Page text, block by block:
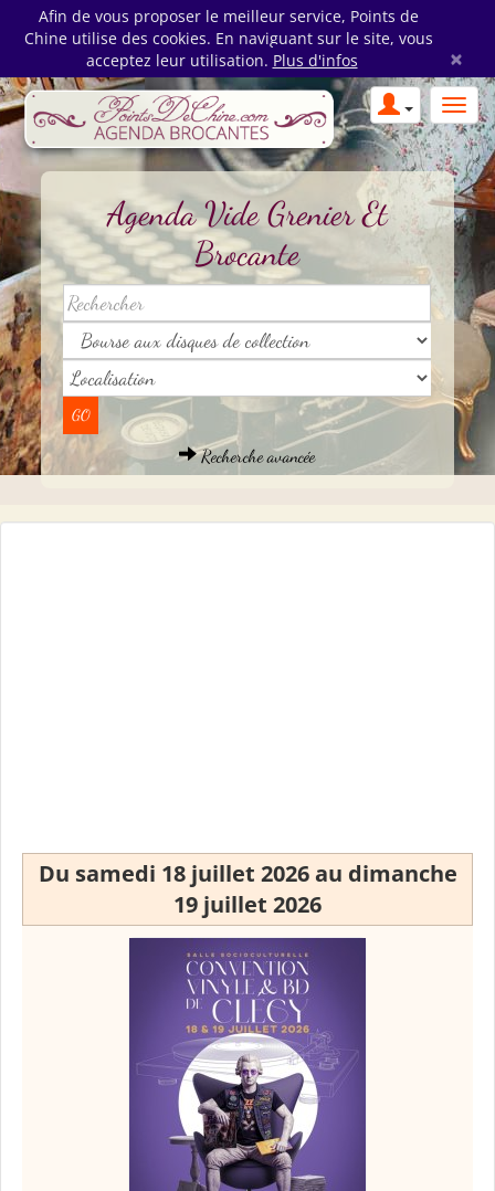
Afin de vous proposer le meilleur service, Points de
Chine utilise des cookies. En naviguant sur le site, vous
acceptez leur utilisation. Plus d'infos ×
Agenda Vide Grenier Et
Brocante
Recherche avancée
Du samedi 18 juillet 2026 au dimanche
19 juillet 2026